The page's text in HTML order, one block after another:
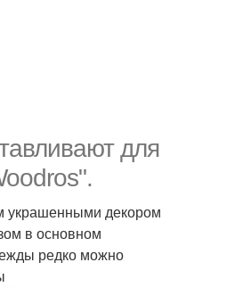
для
украшенными декором
в основном
редко можно